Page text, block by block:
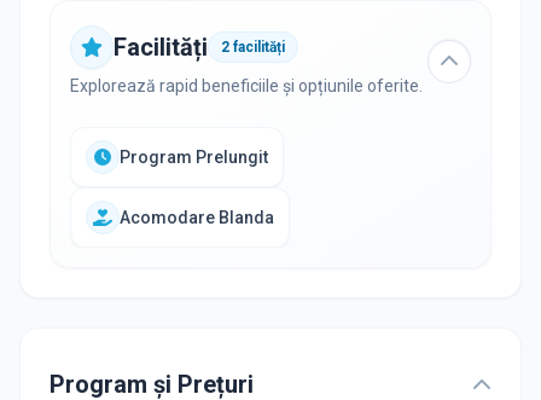
Facilități 2 facilități
Explorează rapid beneficiile și opțiunile oferite.
Program Prelungit
Acomodare Blanda
Program și Prețuri